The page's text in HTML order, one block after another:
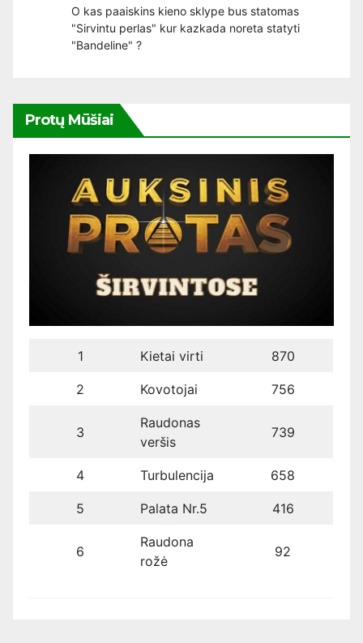
O kas paaiskins kieno sklype bus statomas
"Sirvintu perlas" kur kazkada noreta statyti
"Bandeline" ?
Protų Mūšiai
1 Kietai virti 870
2 Kovotojai 756
3
Raudonas
veršis
739
4 Turbulencija 658
5 Palata Nr.5 416
6
Raudona
rožė
92